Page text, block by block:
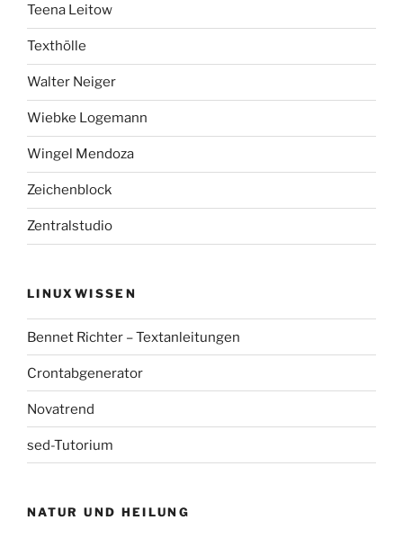
Teena Leitow
Texthölle
Walter Neiger
Wiebke Logemann
Wingel Mendoza
Zeichenblock
Zentralstudio
LINUXWISSEN
Bennet Richter – Textanleitungen
Crontabgenerator
Novatrend
sed-Tutorium
NATUR UND HEILUNG